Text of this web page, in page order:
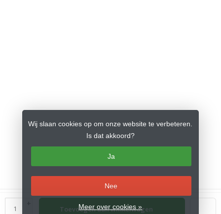
Toevoegen aan winkelwagen
Wij slaan cookies op om onze website te verbeteren.
Is dat akkoord?
Ja
Nee
Meer over cookies »
© Copyright 2026 Kidsspel
- Powered by